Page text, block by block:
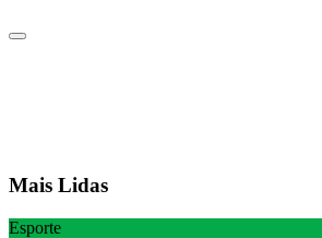
Mais Lidas
Esporte